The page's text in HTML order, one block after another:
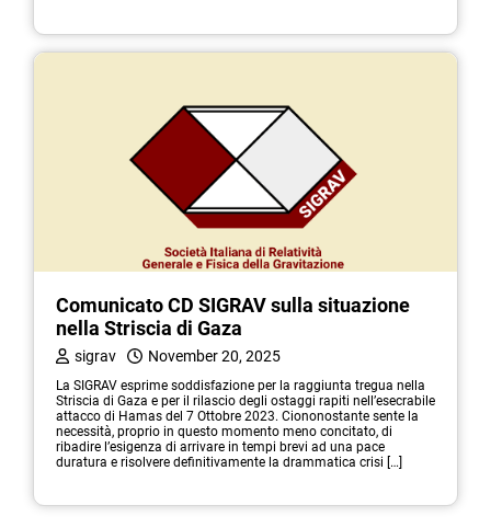
Comunicato CD SIGRAV sulla situazione
nella Striscia di Gaza
sigrav November 20, 2025
La SIGRAV esprime soddisfazione per la raggiunta tregua nella
Striscia di Gaza e per il rilascio degli ostaggi rapiti nell’esecrabile
attacco di Hamas del 7 Ottobre 2023. Ciononostante sente la
necessità, proprio in questo momento meno concitato, di
ribadire l’esigenza di arrivare in tempi brevi ad una pace
duratura e risolvere definitivamente la drammatica crisi […]